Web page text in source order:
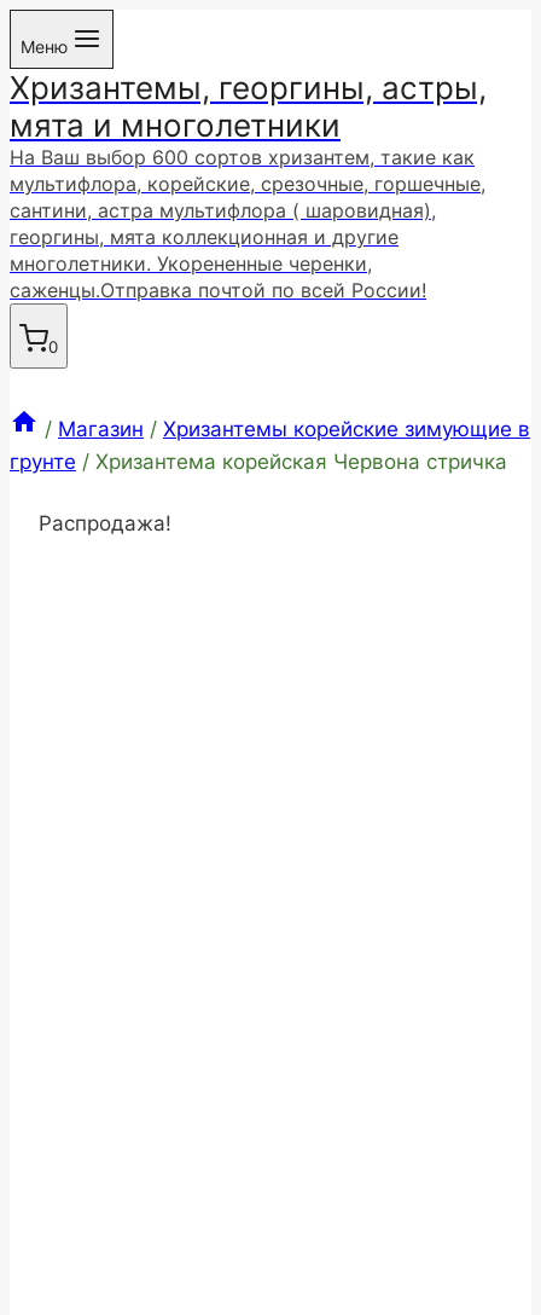
Перейти
содержимому
Меню
Хризантемы, георгины, астры,
мята и многолетники
На Ваш выбор 600 сортов хризантем, такие как
мультифлора, корейские, срезочные, горшечные,
сантини, астра мультифлора ( шаровидная),
георгины, мята коллекционная и другие
многолетники. Укорененные черенки,
саженцы.Отправка почтой по всей России!
0
/ Магазин / Хризантемы корейские зимующие в
грунте / Хризантема корейская Червона стричка
Распродажа!